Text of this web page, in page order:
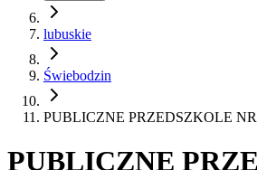
lubuskie
Świebodzin
PUBLICZNE PRZEDSZKOLE
PUBLICZNE